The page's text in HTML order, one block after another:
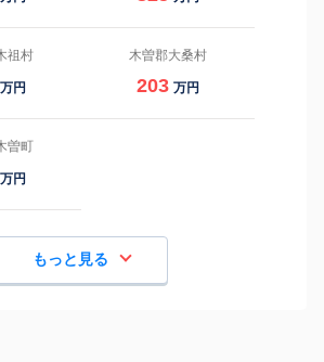
祖村
万円
木曽郡大桑村
203 万円
曽町
万円
もっと見る